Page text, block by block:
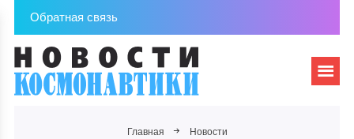
Обратная связь
Главная Новости